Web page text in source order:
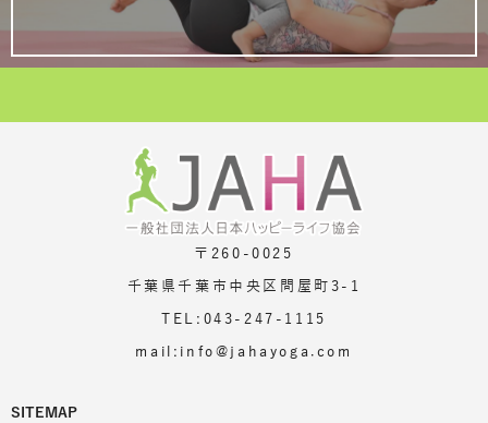
〒260-0025
千葉県千葉市中央区問屋町3-1
TEL:043-247-1115
mail:info@jahayoga.com
SITEMAP